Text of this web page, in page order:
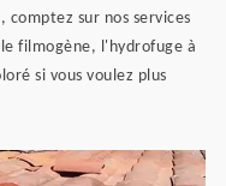
sur nos services
filmogène, l'hydrofuge à
si vous voulez plus